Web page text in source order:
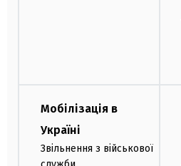
Мобілізація в
Україні
Звільнення з військової